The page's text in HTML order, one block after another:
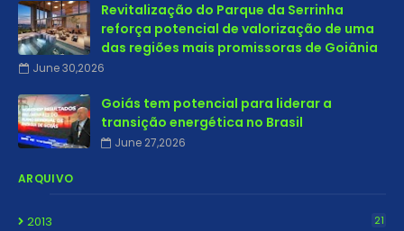
Revitalização do Parque da Serrinha
reforça potencial de valorização de uma
das regiões mais promissoras de Goiânia
June 30,2026
Goiás tem potencial para liderar a
transição energética no Brasil
June 27,2026
ARQUIVO
2013 21